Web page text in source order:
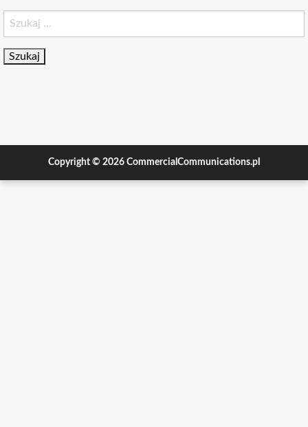
Szukaj:
Copyright © 2026 CommercialCommunications.pl